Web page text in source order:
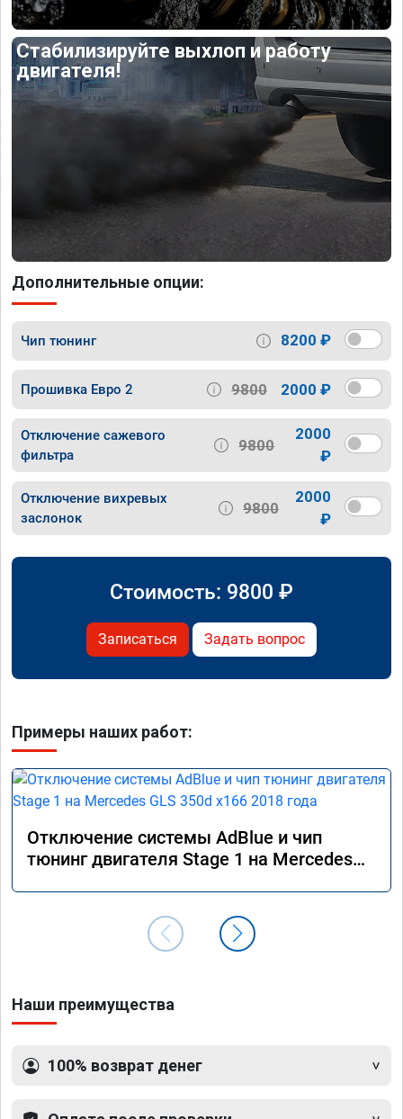
Стабилизируйте выхлоп и работу
двигателя!
Дополнительные опции:
Чип тюнинг 8200 ₽
Прошивка Евро 2 9800 2000 ₽
Отключение сажевого
фильтра
9800
2000
₽
Отключение вихревых
заслонок
9800
2000
₽
Стоимость: 9800 ₽
Записаться Задать вопрос
Примеры наших работ:
Отключение системы AdBlue и чип
тюнинг двигателя Stage 1 на Mercedes
Наши преимущества
100% возврат денег